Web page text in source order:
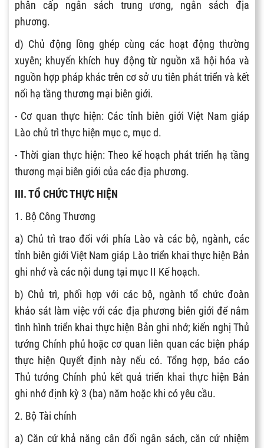
phân cấp ngân sách trung ương, ngân sách địa
phương.
d) Chủ động lồng ghép cùng các hoạt động thường
xuyên; khuyến khích huy động từ nguồn xã hội hóa và
nguồn hợp pháp khác trên cơ sở ưu tiên phát triển và kết
nối hạ tầng thương mại biên giới.
- Cơ quan thực hiện: Các tỉnh biên giới Việt Nam giáp
Lào chủ trì thực hiện mục c, mục d.
- Thời gian thực hiện: Theo kế hoạch phát triển hạ tầng
thương mại biên giới của các địa phương.
III. TỔ CHỨC THỰC HIỆN
1. Bộ Công Thương
a) Chủ trì trao đổi với phía Lào và các bộ, ngành, các
tỉnh biên giới Việt Nam giáp Lào triển khai thực hiện Bản
ghi nhớ và các nội dung tại mục II Kế hoạch.
b) Chủ trì, phối hợp với các bộ, ngành tổ chức đoàn
khảo sát làm việc với các địa phương biên giới để nắm
tình hình triển khai thực hiện Bản ghi nhớ; kiến nghị Thủ
tướng Chính phủ hoặc cơ quan liên quan các biện pháp
thực hiện Quyết định này nếu có. Tổng hợp, báo cáo
Thủ tướng Chính phủ kết quả triển khai thực hiện Bản
ghi nhớ định kỳ 3 (ba) năm hoặc khi có yêu cầu.
2. Bộ Tài chính
a) Căn cứ khả năng cân đối ngân sách, căn cứ nhiệm